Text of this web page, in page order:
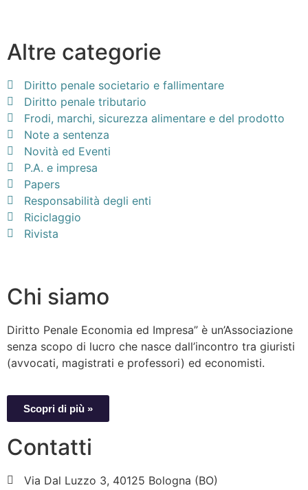
Altre categorie
Diritto penale societario e fallimentare
Diritto penale tributario
Frodi, marchi, sicurezza alimentare e del prodotto
Note a sentenza
Novità ed Eventi
P.A. e impresa
Papers
Responsabilità degli enti
Riciclaggio
Rivista
Chi siamo
Diritto Penale Economia ed Impresa” è un’Associazione
senza scopo di lucro che nasce dall’incontro tra giuristi
(avvocati, magistrati e professori) ed economisti.
Scopri di più »
Contatti
Via Dal Luzzo 3, 40125 Bologna (BO)